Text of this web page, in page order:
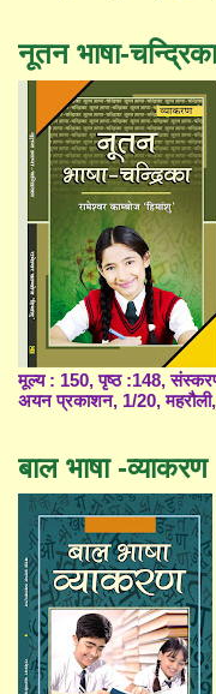
नूतन भाषा-
मूल्य : 150, पृष्ठ :148,
अयन प्रकाशन, 1/20,
बाल भाषा -व्याकरण